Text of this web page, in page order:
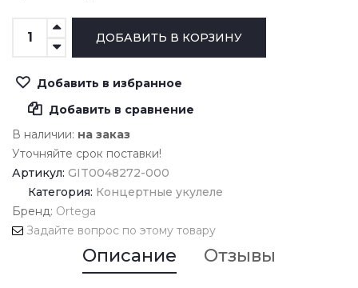
Добавить в избранное
Добавить в сравнение
В наличии: на заказ
Уточняйте срок поставки!
Артикул: GIT0048272-000
Категория: Концертные укулеле
Бренд: Ortega
Задайте вопрос по этому товару
Описание Отзывы